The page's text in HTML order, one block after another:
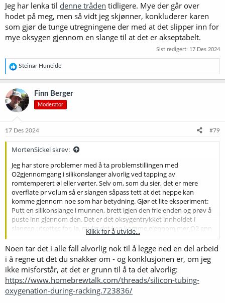
Jeg har lenka til denne tråden tidligere. Mye der går over
hodet på meg, men så vidt jeg skjønner, konkluderer karen
som gjør de tunge utregningene der med at det slipper inn for
mye oksygen gjennom en slange til at det er akseptabelt.
Sist redigert: 17 Des 2024
R
e
a
k
s
j
o
e
Steinar Huneide
Finn Berger
Moderator
17 Des 2024 #79
MortenSickel skrev:
Jeg har store problemer med å ta problemstillingen med
O2gjennomgang i silikonslanger alvorlig ved tapping av
romtemperert øl eller vørter. Selv om, som du sier, det er mere
overflate pr volum så er slangen såpass tett at det neppe kan
komme gjennom noe som har betydning. Gjør et lite eksperiment:
Putt en silikonslange i munnen, brett igjen den frie enden og prøv å
puste inn gjennom den. Det er det oksygentrykket innholdet i
slangen utsettes for. Ja, mulig det kan komme gjennom mer O2 enn
med andre slangetyper, men av betydning for at ølet eller vørteren
går gjennom noen sekunder. nei.
Klikk for å utvide...
Noen tar det i alle fall alvorlig nok til å legge ned en del arbeid
i å regne ut det du snakker om - og konklusjonen er, om jeg
ikke misforstår, at det er grunn til å ta det alvorlig:
https://www.homebrewtalk.com/threads/silicon-tubing-
oxygenation-during-racking.723836/